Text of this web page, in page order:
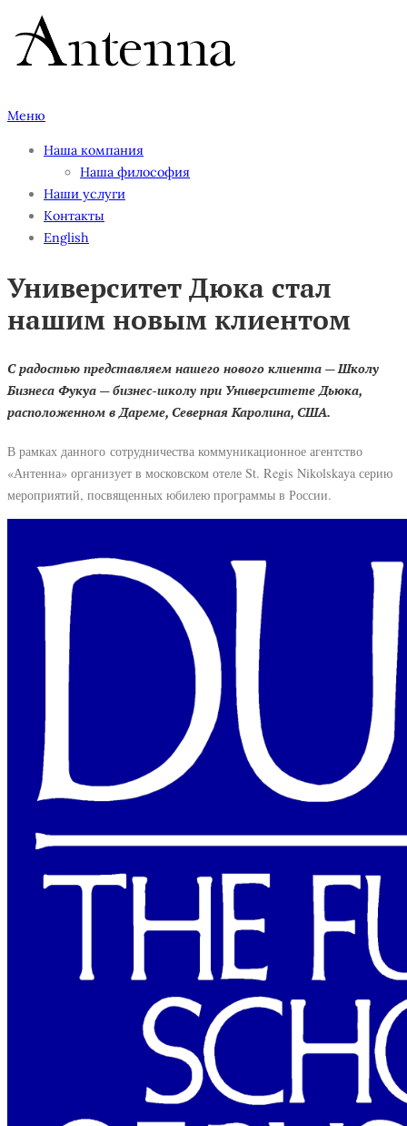
Перейти
содержимому
Меню
Наша компания
Наша философия
Наши услуги
Контакты
English
Университет Дюка стал
нашим новым клиентом
С радостью представляем нашего нового клиента — Школу
Бизнеса Фукуа — бизнес-школу при Университете Дьюка,
расположенном в Дареме, Северная Каролина, США.
В рамках данного сотрудничества коммуникационное агентство
«Антенна» организует в московском отеле St. Regis Nikolskaya серию
мероприятий, посвященных юбилею программы в России.